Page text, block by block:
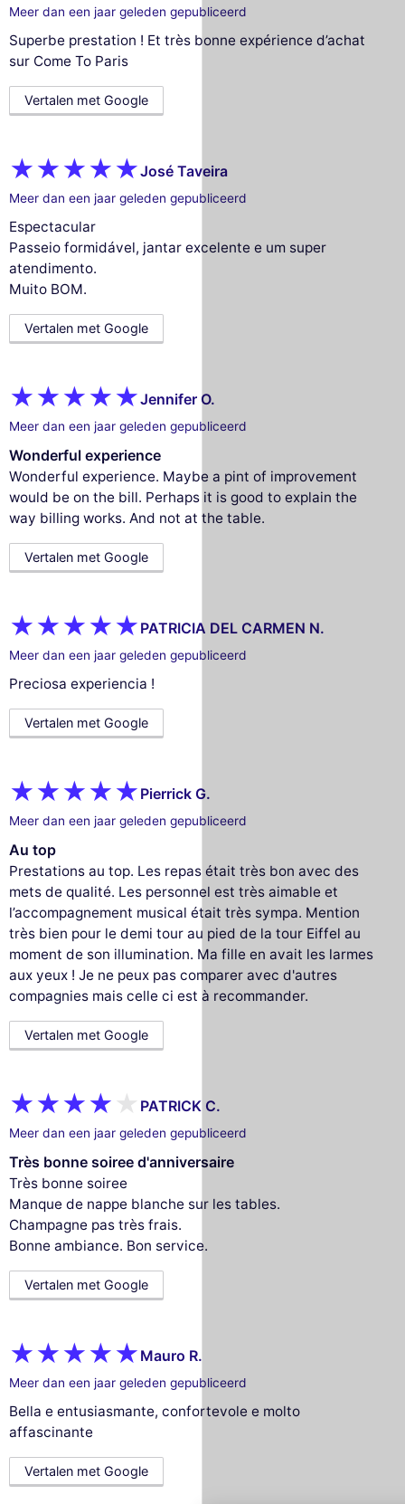
Deze website gebruikt
cookies
Wij gebruiken cookies en uw persoonlijke
gegevens om uw browse-ervaring te
Meer dan een jaar geleden gepubliceerd
Superbe prestation ! Et très bonne expérience d’achat
sur Come To Paris
Vertalen met Google
José Taveira
Meer dan een jaar geleden gepubliceerd
Espectacular
Passeio formidável, jantar excelente e um super
atendimento.
Muito BOM.
Vertalen met Google
Jennifer O.
Meer dan een jaar geleden gepubliceerd
Wonderful experience
Wonderful experience. Maybe a pint of improvement
would be on the bill. Perhaps it is good to explain the
way billing works. And not at the table.
Vertalen met Google
PATRICIA DEL CARMEN N.
Meer dan een jaar geleden gepubliceerd
Preciosa experiencia !
Vertalen met Google
Pierrick G.
Meer dan een jaar geleden gepubliceerd
Au top
Prestations au top. Les repas était très bon avec des
mets de qualité. Les personnel est très aimable et
l’accompagnement musical était très sympa. Mention
très bien pour le demi tour au pied de la tour Eiffel au
moment de son illumination. Ma fille en avait les larmes
aux yeux ! Je ne peux pas comparer avec d'autres
compagnies mais celle ci est à recommander.
Vertalen met Google
PATRICK C.
Meer dan een jaar geleden gepubliceerd
Très bonne soiree d'anniversaire
Très bonne soiree
Manque de nappe blanche sur les tables.
Champagne pas très frais.
Bonne ambiance. Bon service.
Vertalen met Google
Mauro R.
Meer dan een jaar geleden gepubliceerd
Bella e entusiasmante, confortevole e molto
affascinante
Vertalen met Google